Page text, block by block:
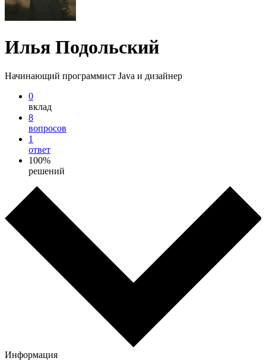
Илья Подольский
Начинающий программист Java и дизайнер
0
вклад
8
вопросов
1
ответ
100%
решений
Информация